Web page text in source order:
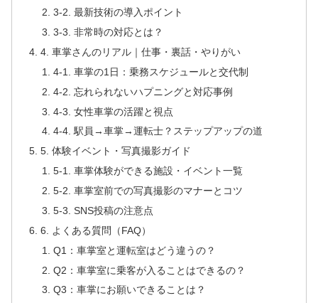
3-2. 最新技術の導入ポイント
3-3. 非常時の対応とは？
4. 車掌さんのリアル｜仕事・裏話・やりがい
4-1. 車掌の1日：乗務スケジュールと交代制
4-2. 忘れられないハプニングと対応事例
4-3. 女性車掌の活躍と視点
4-4. 駅員→車掌→運転士？ステップアップの道
5. 体験イベント・写真撮影ガイド
5-1. 車掌体験ができる施設・イベント一覧
5-2. 車掌室前での写真撮影のマナーとコツ
5-3. SNS投稿の注意点
6. よくある質問（FAQ）
Q1：車掌室と運転室はどう違うの？
Q2：車掌室に乗客が入ることはできるの？
Q3：車掌にお願いできることは？